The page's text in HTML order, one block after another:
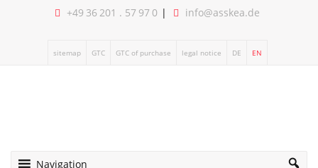
+49 36 201 . 57 97 0 info@asskea.de
sitemap GTC GTC of purchase legal notice DE EN
Navigation